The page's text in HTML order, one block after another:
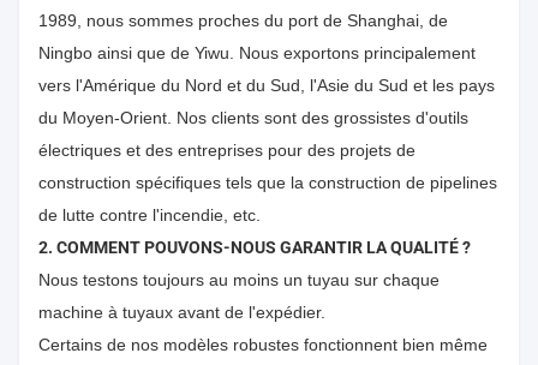
1989, nous sommes proches du port de Shanghai, de
Ningbo ainsi que de Yiwu. Nous exportons principalement
vers l'Amérique du Nord et du Sud, l'Asie du Sud et les pays
du Moyen-Orient. Nos clients sont des grossistes d'outils
électriques et des entreprises pour des projets de
construction spécifiques tels que la construction de pipelines
de lutte contre l'incendie, etc.
2. COMMENT POUVONS-NOUS GARANTIR LA QUALITÉ ?
Nous testons toujours au moins un tuyau sur chaque
machine à tuyaux avant de l'expédier.
Certains de nos modèles robustes fonctionnent bien même